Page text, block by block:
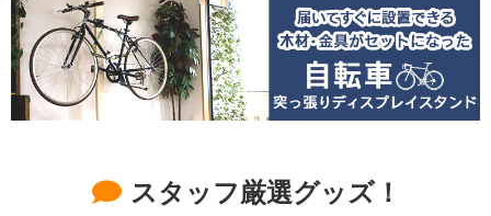
スタッフ厳選グッズ！